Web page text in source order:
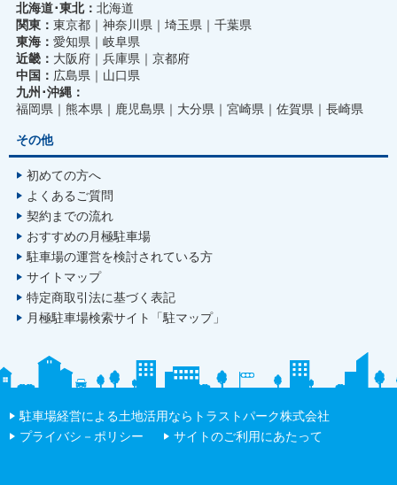
北海道･東北： 北海道
関東： 東京都 神奈川県 埼玉県
千葉県
東海： 愛知県
岐阜県
近畿： 大阪府 兵庫県
京都府
中国： 広島県
山口県
九州･沖縄：
福岡県
熊本県 鹿児島県 大分県 宮崎県 佐賀県
長崎県
その他
初めての方へ
よくあるご質問
契約までの流れ
おすすめの月極駐車場
駐車場の運営を検討されている方
サイトマップ
特定商取引法に基づく表記
月極駐車場検索サイト「駐マップ」
駐車場経営による土地活用ならトラストパーク株式会社
プライバシ－ポリシー
サイトのご利用にあたって